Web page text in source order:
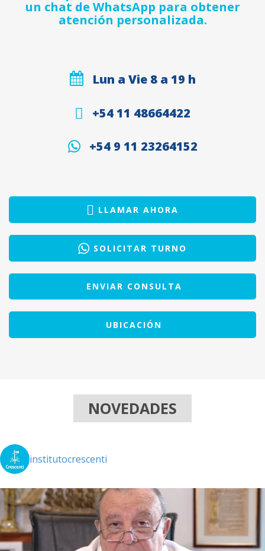
un chat de WhatsApp para obtener
atención personalizada.
Lun a Vie 8 a 19 h
+54 11 48664422
+54 9 11 23264152
LLAMAR AHORA
SOLICITAR TURNO
ENVIAR CONSULTA
UBICACIÓN
NOVEDADES
institutocrescenti